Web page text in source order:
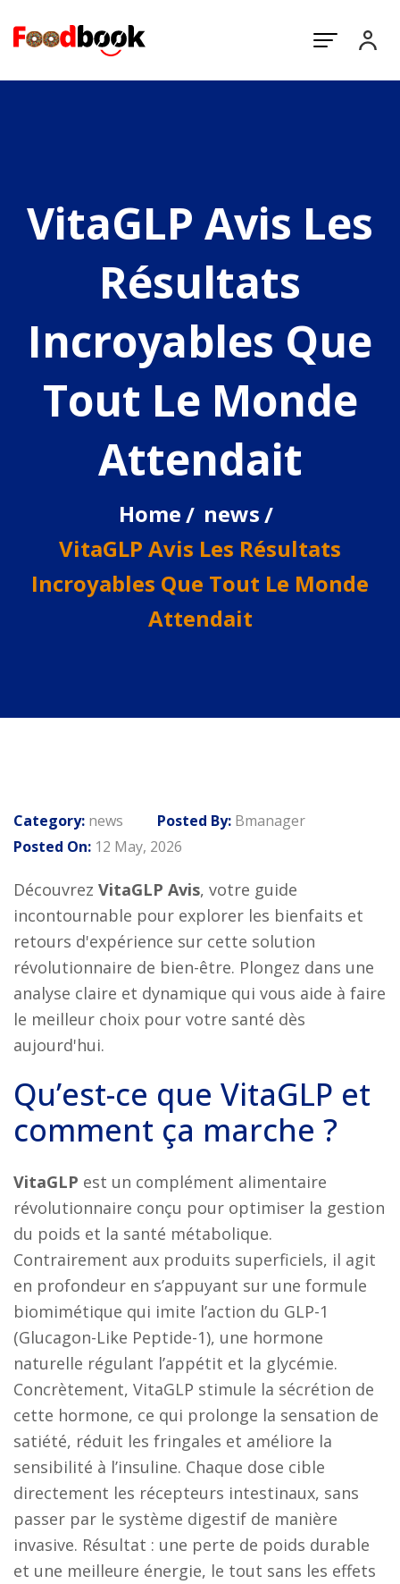
VitaGLP Avis Les
Résultats
Incroyables Que
Tout Le Monde
Attendait
Home
news
VitaGLP Avis Les Résultats
Incroyables Que Tout Le Monde
Attendait
Category: news Posted By: Bmanager
Posted On: 12 May, 2026
Découvrez VitaGLP Avis, votre guide
incontournable pour explorer les bienfaits et
retours d'expérience sur cette solution
révolutionnaire de bien-être. Plongez dans une
analyse claire et dynamique qui vous aide à faire
le meilleur choix pour votre santé dès
aujourd'hui.
Qu’est-ce que VitaGLP et
comment ça marche ?
VitaGLP est un complément alimentaire
révolutionnaire conçu pour optimiser la gestion
du poids et la santé métabolique.
Contrairement aux produits superficiels, il agit
en profondeur en s’appuyant sur une formule
biomimétique qui imite l’action du GLP-1
(Glucagon-Like Peptide-1), une hormone
naturelle régulant l’appétit et la glycémie.
Concrètement, VitaGLP stimule la sécrétion de
cette hormone, ce qui prolonge la sensation de
satiété, réduit les fringales et améliore la
sensibilité à l’insuline. Chaque dose cible
directement les récepteurs intestinaux, sans
passer par le système digestif de manière
invasive. Résultat : une perte de poids durable
et une meilleure énergie, le tout sans les effets